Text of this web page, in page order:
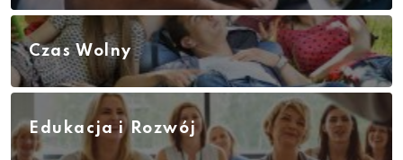
Czas Wolny
Edukacja i Rozwój